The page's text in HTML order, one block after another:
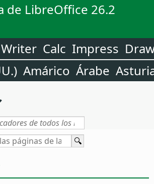
de LibreOffice 26.2
Writer Calc Impress
Amárico Árabe